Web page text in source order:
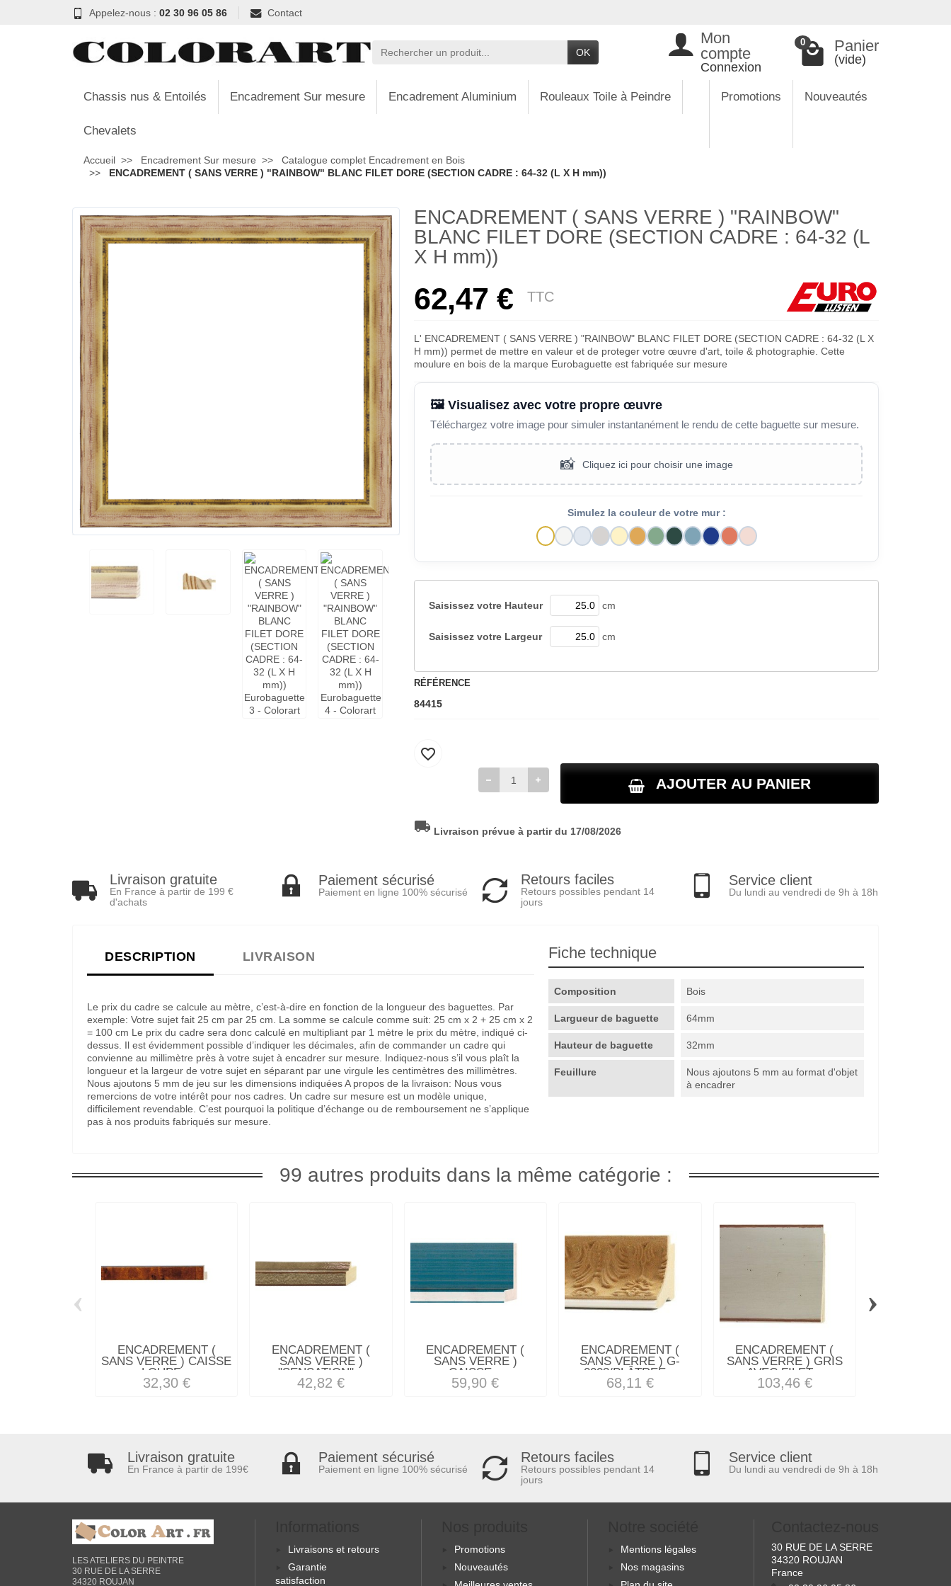
Appelez-nous : 02 30 96 05 86 Contact
OK
Mon
compte
Connexion
0 Panier
(vide)
Chassis nus & Entoilés Encadrement Sur mesure Encadrement Aluminium Rouleaux Toile à Peindre
Chevalets
Promotions Nouveautés
Accueil Encadrement Sur mesure
Catalogue complet Encadrement en Bois
ENCADREMENT ( SANS VERRE ) "RAINBOW" BLANC FILET DORE (SECTION CADRE : 64-32 (L X H mm))
ENCADREMENT ( SANS VERRE ) "RAINBOW"
BLANC FILET DORE (SECTION CADRE : 64-32 (L
X H mm))
62,47 € TTC
L' ENCADREMENT ( SANS VERRE ) "RAINBOW" BLANC FILET DORE (SECTION CADRE : 64-32 (L X
H mm)) permet de mettre en valeur et de proteger votre œuvre d'art, toile & photographie. Cette
moulure en bois de la marque Eurobaguette est fabriquée sur mesure
🖼️ Visualisez avec votre propre œuvre
Téléchargez votre image pour simuler instantanément le rendu de cette baguette sur mesure.
📸 Cliquez ici pour choisir une image
Simulez la couleur de votre mur :
Saisissez votre Hauteur cm
Saisissez votre Largeur cm
RÉFÉRENCE
84415
AJOUTER AU PANIER
favorite_border
local_shipping Livraison prévue à partir du 17/08/2026
Livraison gratuite
En France à partir de 199 €
d'achats
Paiement sécurisé
Paiement en ligne 100% sécurisé
Retours faciles
Retours possibles pendant 14
jours
Service client
Du lundi au vendredi de 9h à 18h
DESCRIPTION LIVRAISON
Le prix du cadre se calcule au mètre, c’est-à-dire en fonction de la longueur des baguettes. Par
exemple: Votre sujet fait 25 cm par 25 cm. La somme se calcule comme suit: 25 cm x 2 + 25 cm x 2
= 100 cm Le prix du cadre sera donc calculé en multipliant par 1 mètre le prix du mètre, indiqué ci-
dessus. Il est évidemment possible d’indiquer les décimales, afin de commander un cadre qui
convienne au millimètre près à votre sujet à encadrer sur mesure. Indiquez-nous s’il vous plaît la
longueur et la largeur de votre sujet en séparant par une virgule les centimètres des millimètres.
Nous ajoutons 5 mm de jeu sur les dimensions indiquées A propos de la livraison: Nous vous
remercions de votre intérêt pour nos cadres. Un cadre sur mesure est un modèle unique,
difficilement revendable. C’est pourquoi la politique d’échange ou de remboursement ne s’applique
pas à nos produits fabriqués sur mesure.
Fiche technique
Composition Bois
Largueur de baguette 64mm
Hauteur de baguette 32mm
Feuillure
Nous ajoutons 5 mm au format d'objet
à encadrer
99 autres produits dans la même catégorie :
ENCADREMENT (
SANS VERRE ) CAISSE
LOUPE...
32,30 €
ENCADREMENT (
SANS VERRE )
"SENSATION"...
42,82 €
ENCADREMENT (
SANS VERRE )
CAISSE...
59,90 €
ENCADREMENT (
SANS VERRE ) G-
0003/PLÂTREE...
68,11 €
ENCADREMENT (
SANS VERRE ) GRIS
AVEC FILET...
103,46 €
‹ ›
Livraison gratuite
En France à partir de 199€
Paiement sécurisé
Paiement en ligne 100% sécurisé
Retours faciles
Retours possibles pendant 14
jours
Service client
Du lundi au vendredi de 9h à 18h
LES ATELIERS DU PEINTRE
30 RUE DE LA SERRE
34320 ROUJAN
Livraisons et retours
Garantie
satisfaction
Promotions
Nouveautés
Mentions légales
Nos magasins
30 RUE DE LA SERRE
34320 ROUJAN
France